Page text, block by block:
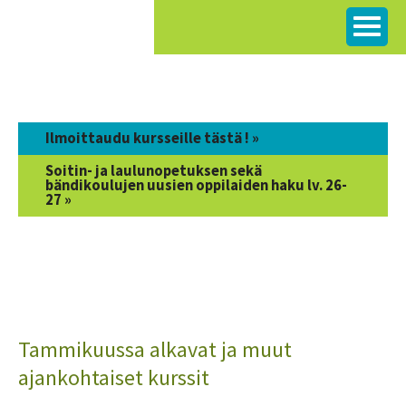
Ilmoittaudu kursseille tästä ! »
Soitin- ja laulunopetuksen sekä
bändikoulujen uusien oppilaiden haku lv. 26-
27 »
Tammikuussa alkavat ja muut
ajankohtaiset kurssit